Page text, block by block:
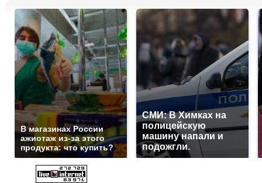
В магазинах России
ажиотаж из-за этого
продукта: что купить?
СМИ: В Химках на
полицейскую
машину напали и
подожгли.